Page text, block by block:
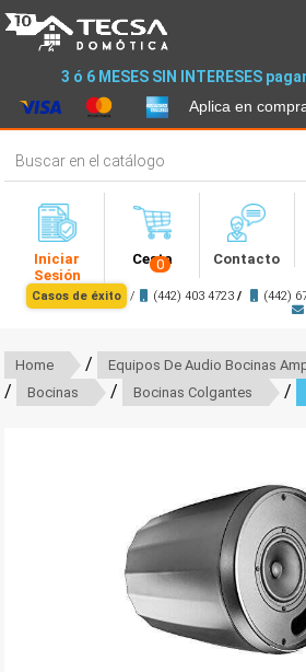
3 ó 6 MESES SIN INTERESES
Aplica en
Iniciar
Sesión
Cesta
0 Contacto
Casos de éxito / (442) 403 4723 / (442)
Home / Equipos De Audio Bocinas
/ Bocinas / Bocinas Colgantes /